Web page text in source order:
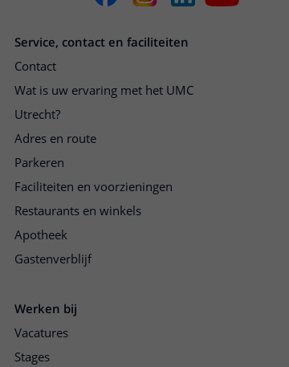
Service, contact en faciliteiten
Contact
Wat is uw ervaring met het UMC
Utrecht?
Adres en route
Parkeren
Faciliteiten en voorzieningen
Restaurants en winkels
Apotheek
Gastenverblijf
Werken bij
Vacatures
Stages